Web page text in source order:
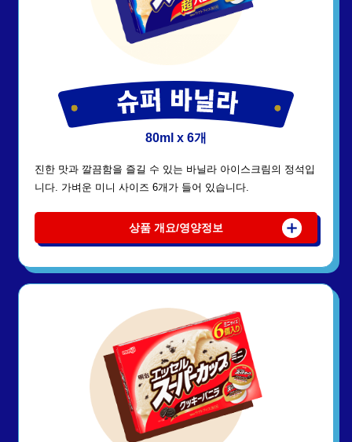
80ml x 6개
진한 맛과 깔끔함을 즐길 수 있는 바닐라 아이스크림의 정석입
니다. 가벼운 미니 사이즈 6개가 들어 있습니다.
상품 개요/영양정보